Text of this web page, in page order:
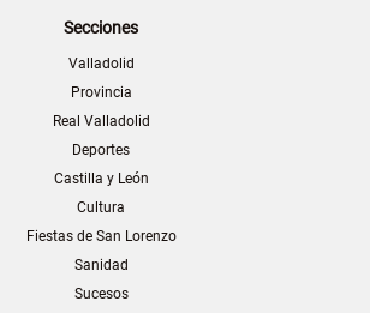
Secciones
Valladolid
Provincia
Real Valladolid
Deportes
Castilla y León
Cultura
Fiestas de San Lorenzo
Sanidad
Sucesos